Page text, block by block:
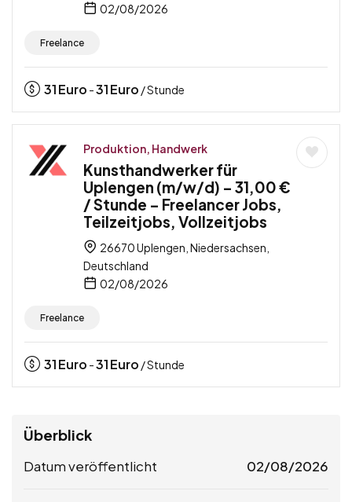
02/08/2026
Freelance
31Euro -31Euro / Stunde
Produktion, Handwerk
Kunsthandwerker für
Uplengen (m/w/d) – 31,00 €
/ Stunde – Freelancer Jobs,
Teilzeitjobs, Vollzeitjobs
26670 Uplengen, Niedersachsen,
Deutschland
02/08/2026
Freelance
31Euro -31Euro / Stunde
Überblick
Datum veröffentlicht 02/08/2026